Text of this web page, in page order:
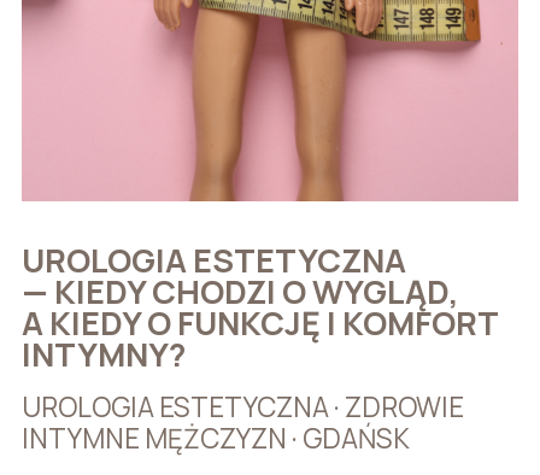
UROLOGIA ESTETYCZNA
— KIEDY CHODZI O WYGLĄD,
A KIEDY O FUNKCJĘ I KOMFORT
INTYMNY?
UROLOGIA ESTETYCZNA · ZDROWIE
INTYMNE MĘŻCZYZN · GDAŃSK